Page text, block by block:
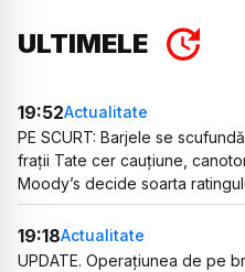
ULTIMELE
19:52Actualitate
PE SCURT: Barjele se
frații Tate cer cauțiune,
Moody’s decide soarta
19:18Actualitate
UPDATE. Operațiunea de pe